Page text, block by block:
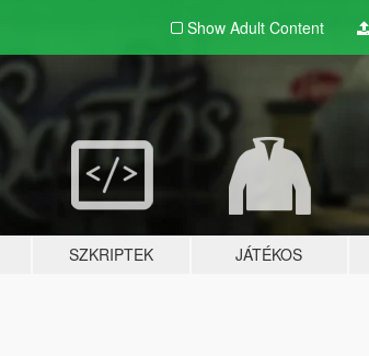
Show Adult Content
SZKRIPTEK JÁTÉKOS